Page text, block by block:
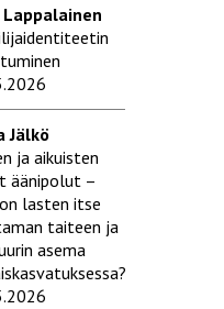
Jälkö
ja aikuisten
äänipolut –
lasten itse
taiteen ja
asema